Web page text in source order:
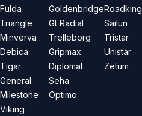
Fulda
Triangle
Minverva
Debica
Tigar
General
Milestone
Viking
Goldenbridge
Gt Radial
Trelleborg
Gripmax
Diplomat
Seha
Optimo
Roadking
Sailun
Tristar
Unistar
Zetum